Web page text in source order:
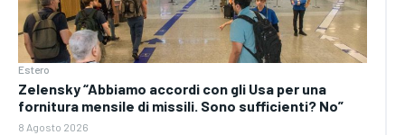
Estero
Zelensky “Abbiamo accordi con gli Usa per una
fornitura mensile di missili. Sono sufficienti? No”
8 Agosto 2026